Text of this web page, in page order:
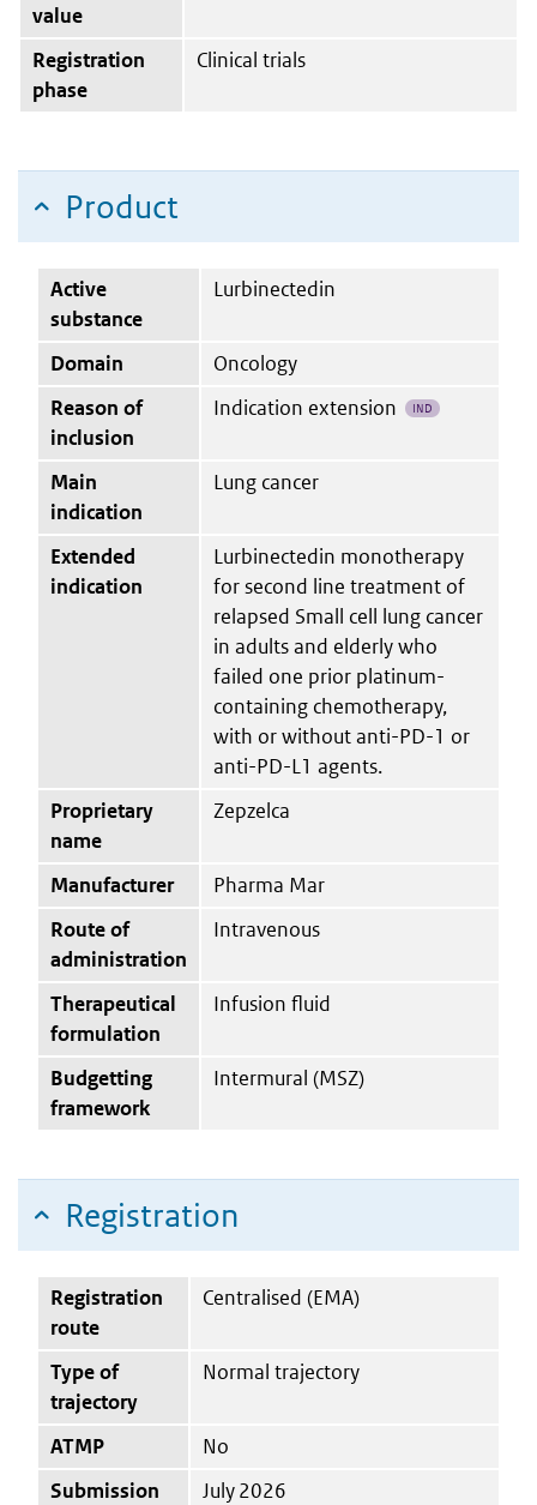
value
Registration
phase
Clinical trials
Product
Active
substance
Lurbinectedin
Domain
Oncology
Reason of
inclusion
Indication extension IND
Main
indication
Lung cancer
Extended
indication
Lurbinectedin monotherapy
for second line treatment of
relapsed Small cell lung cancer
in adults and elderly who
failed one prior platinum-
containing chemotherapy,
with or without anti-PD-1 or
anti-PD-L1 agents.
Proprietary
name
Zepzelca
Manufacturer
Pharma Mar
Route of
administration
Intravenous
Therapeutical
formulation
Infusion fluid
Budgetting
framework
Intermural (MSZ)
Registration
Registration
route
Centralised (EMA)
Type of
trajectory
Normal trajectory
ATMP
No
Submission
July 2026